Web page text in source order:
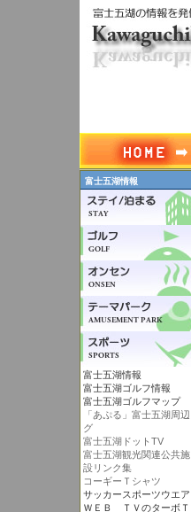
富士五湖情報
富士五湖情報
富士五湖ゴルフ情報
富士五湖ゴルフマップ
「あぷる」富士五湖周辺
グ
富士五湖ドットTV
富士五湖観光関連公共施
設リンク集
コーギーＴシャツ
サッカースポーツウエア
ＷＥＢ ＴＶのターボＴ